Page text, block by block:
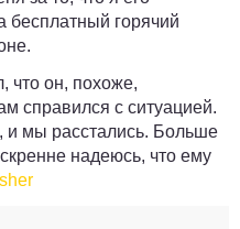
бесплатный горячий
что он, похоже,
справился с ситуацией.
и мы расстались. Больше
надеюсь, что ему